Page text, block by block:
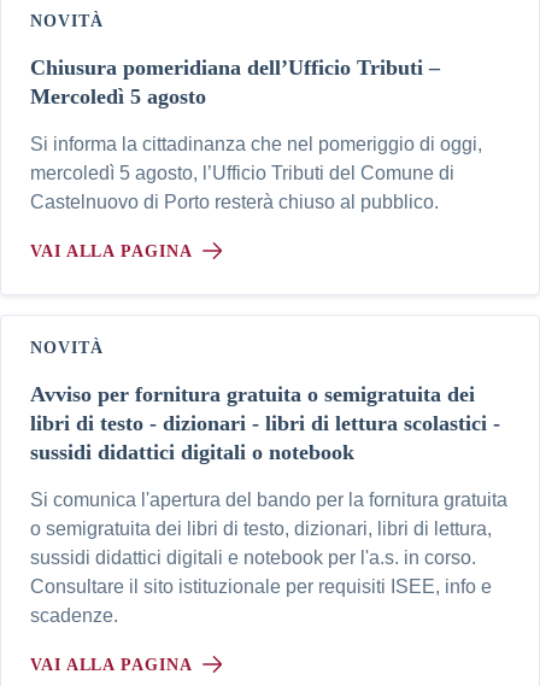
NOVITÀ
Chiusura pomeridiana dell’Ufficio Tributi –
Mercoledì 5 agosto
Si informa la cittadinanza che nel pomeriggio di oggi,
mercoledì 5 agosto, l’Ufficio Tributi del Comune di
Castelnuovo di Porto resterà chiuso al pubblico.
VAI ALLA PAGINA
NOVITÀ
Avviso per fornitura gratuita o semigratuita dei
libri di testo - dizionari - libri di lettura scolastici -
sussidi didattici digitali o notebook
Si comunica l'apertura del bando per la fornitura gratuita
o semigratuita dei libri di testo, dizionari, libri di lettura,
sussidi didattici digitali e notebook per l'a.s. in corso.
Consultare il sito istituzionale per requisiti ISEE, info e
scadenze.
VAI ALLA PAGINA